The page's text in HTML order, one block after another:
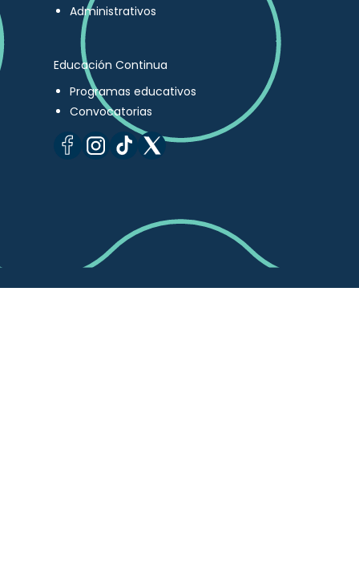
Administrativos
Educación Continua
Programas educativos
Convocatorias